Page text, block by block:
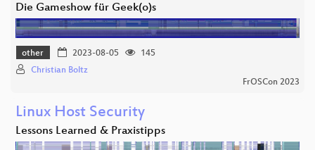
Die Gameshow für Geek(o)s
other 2023-08-05
145
Christian Boltz
FrOSCon 2023
Linux Host Security
Lessons Learned & Praxistipps